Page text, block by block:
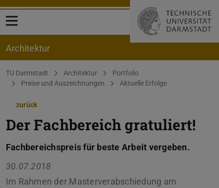
Menü öffnen
Architektur
Sie befinden sich hier:
TU Darmstadt Architektur
Portfolio
Preise und Auszeichnungen
Aktuelle Erfolge
zurück
Der Fachbereich gratuliert!
Fachbereichspreis für beste Arbeit vergeben.
30.07.2018
Im Rahmen der Masterverabschiedung am